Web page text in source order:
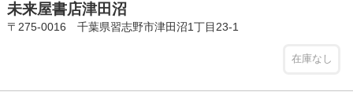
未来屋書店津田沼
〒275-0016 千葉県習志野市津田沼1丁目23-1
在庫なし